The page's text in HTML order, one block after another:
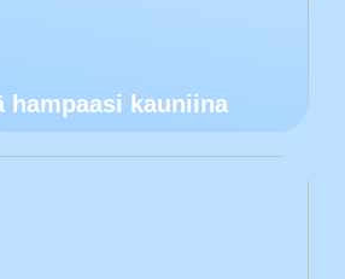
hampaasi kauniina